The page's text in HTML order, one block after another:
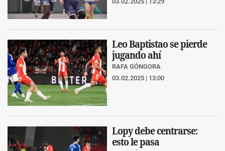
Leo Baptistao se pierde
jugando ahí
RAFA GÓNGORA
03.02.2025 | 13:00
Lopy debe centrarse:
esto le pasa